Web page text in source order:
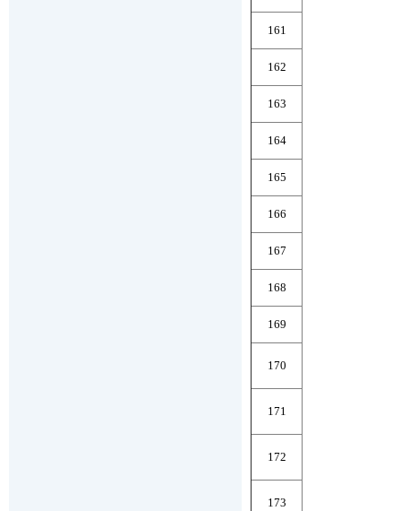
161
162
163
164
165
166
167
168
169
170
171
172
173